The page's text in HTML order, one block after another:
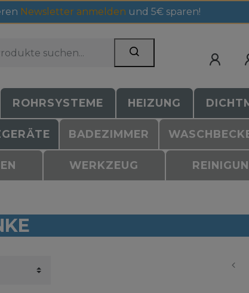
Newsletter anmelden und 5€ sparen!
ROHRSYSTEME HEIZUNG
BADEZIMMER
WERKZEUG